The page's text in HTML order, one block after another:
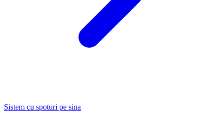
Sistem cu spoturi pe sina